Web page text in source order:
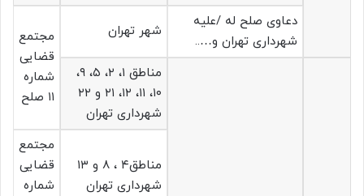
دعاوی صلح له /علیه
شهرداری تهران و…..
شهر تهران
مجتمع
قضایی
شماره
۱۱ صلح
مناطق ۱، ۲، ۵، ۹،
۱۰، ۱۱، ۱۲، ۲۱ و ۲۲
شهرداری تهران
مناطق۴ ، ۸ و ۱۳
شهرداری تهران
مجتمع
قضایی
شماره